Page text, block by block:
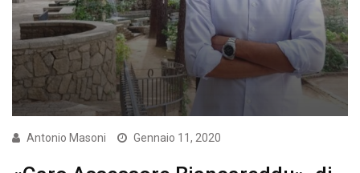
Antonio Masoni Gennaio 11, 2020